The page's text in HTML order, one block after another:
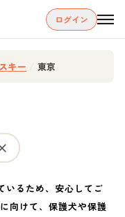
ログイン
キー 東京
いるため、安心してご
向けて、保護犬や保護